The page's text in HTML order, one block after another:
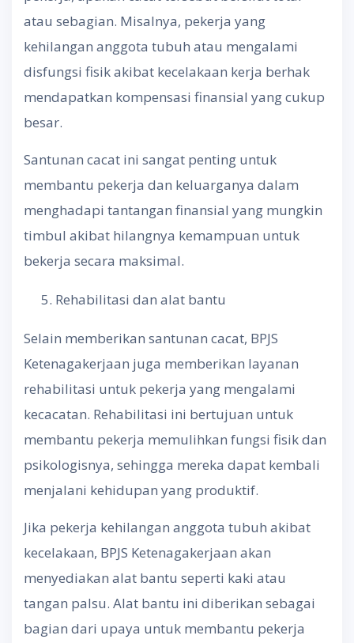
atau sebagian. Misalnya, pekerja yang
kehilangan anggota tubuh atau mengalami
disfungsi fisik akibat kecelakaan kerja berhak
mendapatkan kompensasi finansial yang cukup
besar.
Santunan cacat ini sangat penting untuk
membantu pekerja dan keluarganya dalam
menghadapi tantangan finansial yang mungkin
timbul akibat hilangnya kemampuan untuk
bekerja secara maksimal.
Rehabilitasi dan alat bantu
Selain memberikan santunan cacat, BPJS
Ketenagakerjaan juga memberikan layanan
rehabilitasi untuk pekerja yang mengalami
kecacatan. Rehabilitasi ini bertujuan untuk
membantu pekerja memulihkan fungsi fisik dan
psikologisnya, sehingga mereka dapat kembali
menjalani kehidupan yang produktif.
Jika pekerja kehilangan anggota tubuh akibat
kecelakaan, BPJS Ketenagakerjaan akan
menyediakan alat bantu seperti kaki atau
tangan palsu. Alat bantu ini diberikan sebagai
bagian dari upaya untuk membantu pekerja